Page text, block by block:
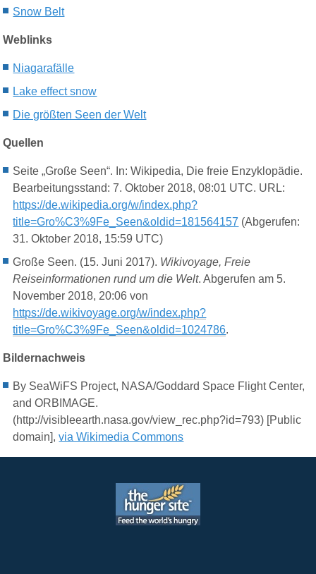
Snow Belt
Weblinks
Niagarafälle
Lake effect snow
Die größten Seen der Welt
Quellen
Seite „Große Seen“. In: Wikipedia, Die freie Enzyklopädie.
Bearbeitungsstand: 7. Oktober 2018, 08:01 UTC. URL:
https://de.wikipedia.org/w/index.php?
title=Gro%C3%9Fe_Seen&oldid=181564157 (Abgerufen:
31. Oktober 2018, 15:59 UTC)
Große Seen. (15. Juni 2017). Wikivoyage, Freie
Reiseinformationen rund um die Welt. Abgerufen am 5.
November 2018, 20:06 von
https://de.wikivoyage.org/w/index.php?
title=Gro%C3%9Fe_Seen&oldid=1024786.
Bildernachweis
By SeaWiFS Project, NASA/Goddard Space Flight Center,
and ORBIMAGE.
(http://visibleearth.nasa.gov/view_rec.php?id=793) [Public
domain],via Wikimedia Commons